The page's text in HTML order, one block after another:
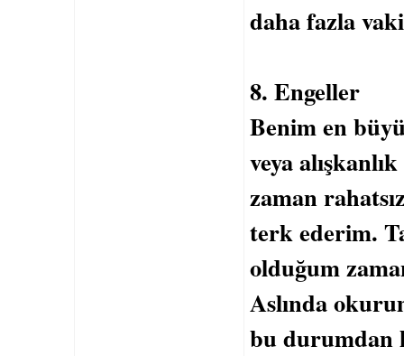
daha fazla
8. Engeller
Benim en
veya
zaman
terk ederim.
olduğum
Aslında
bu durumdan